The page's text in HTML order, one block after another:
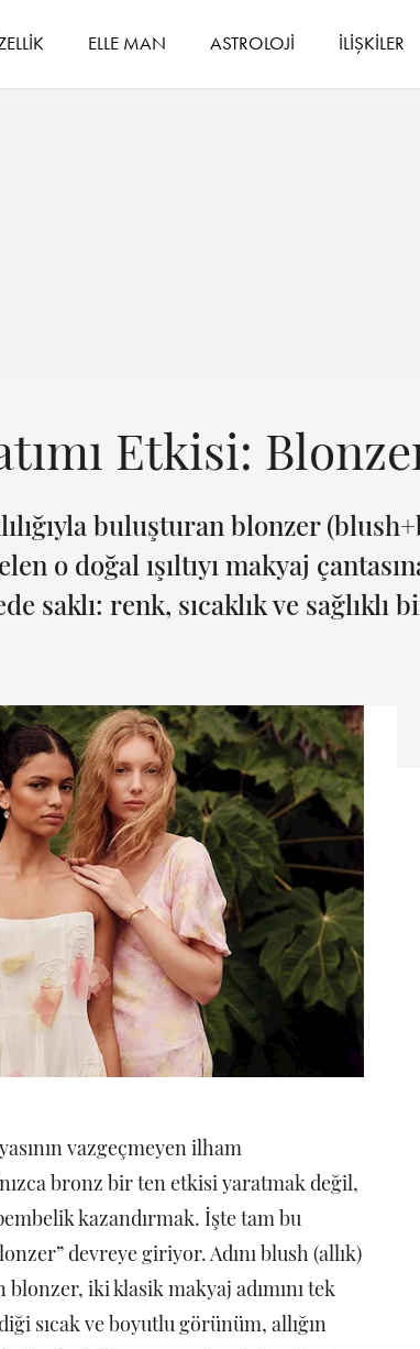
ELLE MAN ASTROLOJİ İLİŞKİLER
Etkisi:
buluşturan blonzer
o doğal ışıltıyı makyaj
saklı: renk, sıcaklık ve sağlıklı
vazgeçmeyen ilham
bronz bir ten etkisi yaratmak değil,
kazandırmak. İşte tam bu
devreye giriyor. Adını blush (allık)
iki klasik makyaj adımını tek
sıcak ve boyutlu görünüm, allığın